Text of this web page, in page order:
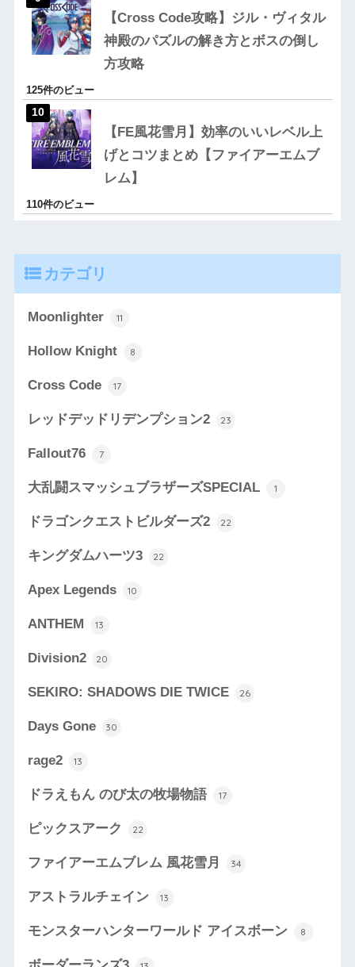
【Cross Code攻略】ジル・ヴィタル
神殿のパズルの解き方とボスの倒し
方攻略
125件のビュー
【FE風花雪月】効率のいいレベル上
げとコツまとめ【ファイアーエムブ
レム】
110件のビュー
カテゴリ
Moonlighter 11
Hollow Knight 8
Cross Code 17
レッドデッドリデンプション2 23
Fallout76 7
大乱闘スマッシュブラザーズSPECIAL 1
ドラゴンクエストビルダーズ2 22
キングダムハーツ3 22
Apex Legends 10
ANTHEM 13
Division2 20
SEKIRO: SHADOWS DIE TWICE 26
Days Gone 30
rage2 13
ドラえもん のび太の牧場物語 17
ピックスアーク 22
ファイアーエムブレム 風花雪月 34
アストラルチェイン 13
モンスターハンターワールド アイスボーン 8